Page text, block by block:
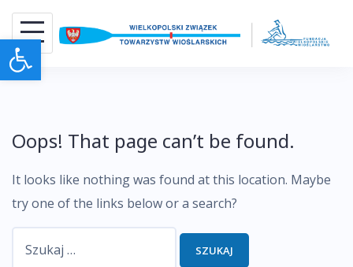
Otwórz pasek narzędzi
Skip
content
Oops! That page can’t be found.
It looks like nothing was found at this location. Maybe
try one of the links below or a search?